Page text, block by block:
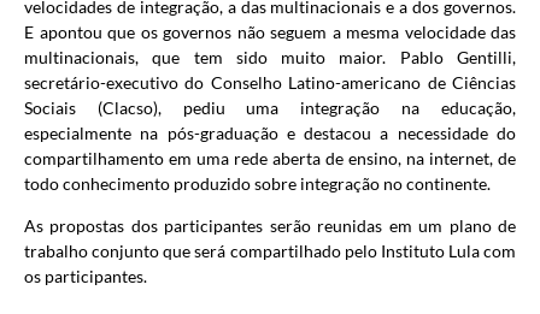
velocidades de integração, a das multinacionais e a dos governos.
E apontou que os governos não seguem a mesma velocidade das
multinacionais, que tem sido muito maior. Pablo Gentilli,
secretário-executivo do Conselho Latino-americano de Ciências
Sociais (Clacso), pediu uma integração na educação,
especialmente na pós-graduação e destacou a necessidade do
compartilhamento em uma rede aberta de ensino, na internet, de
todo conhecimento produzido sobre integração no continente.
As propostas dos participantes serão reunidas em um plano de
trabalho conjunto que será compartilhado pelo Instituto Lula com
os participantes.